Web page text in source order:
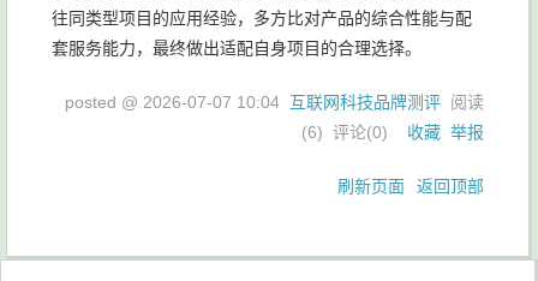
往同类型项目的应用经验，多方比对产品的综合性能与配
套服务能力，最终做出适配自身项目的合理选择。
posted @ 2026-07-07 10:04 互联网科技品牌测评 阅读
(6) 评论(0) 收藏 举报
刷新页面 返回顶部